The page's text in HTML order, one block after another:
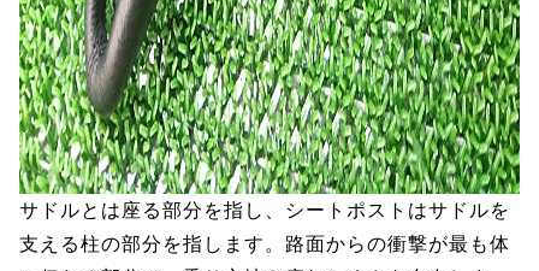
サドルとは座る部分を指し、シートポストはサドルを
支える柱の部分を指します。路面からの衝撃が最も体